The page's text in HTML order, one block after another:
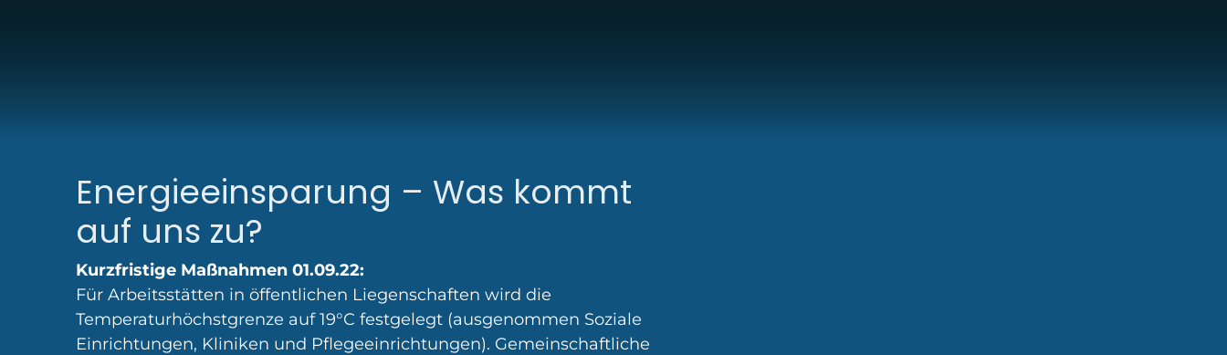
Energieeinsparung – Was kommt
auf uns zu?
Kurzfristige Maßnahmen 01.09.22:
Für Arbeitsstätten in öffentlichen Liegenschaften wird die
Temperaturhöchstgrenze auf 19°C festgelegt (ausgenommen Soziale
Einrichtungen, Kliniken und Pflegeeinrichtungen). Gemeinschaftliche